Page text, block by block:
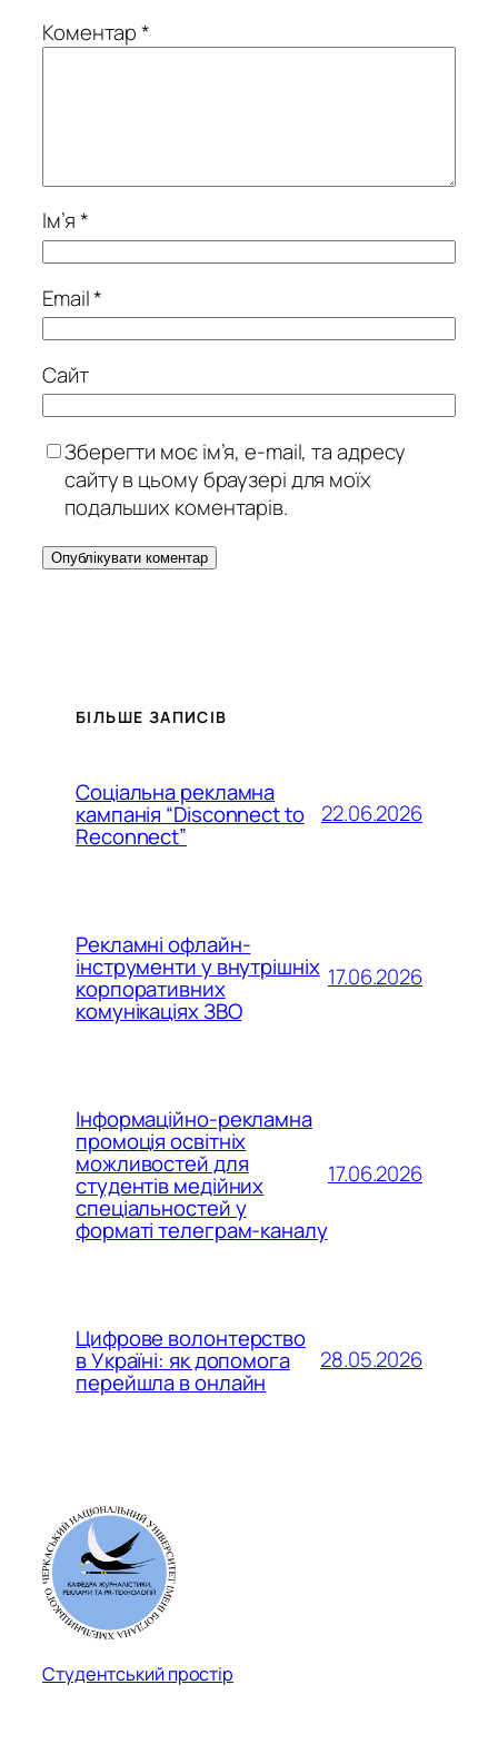
Коментар*
Ім’я*
Email*
Сайт
Зберегти моє ім’я, e-mail, та адресу
сайту в цьому браузері для моїх
подальших коментарів.
БІЛЬШЕ ЗАПИСІВ
Соціальна рекламна
кампанія “Disconnect to
Reconnect”
22.06.2026
Рекламні офлайн-
інструменти у внутрішніх
корпоративних
комунікаціях ЗВО
17.06.2026
Інформаційно-рекламна
промоція освітніх
можливостей для
студентів медійних
спеціальностей у
форматі телеграм-каналу
17.06.2026
Цифрове волонтерство
в Україні: як допомога
перейшла в онлайн
28.05.2026
Студентський простір